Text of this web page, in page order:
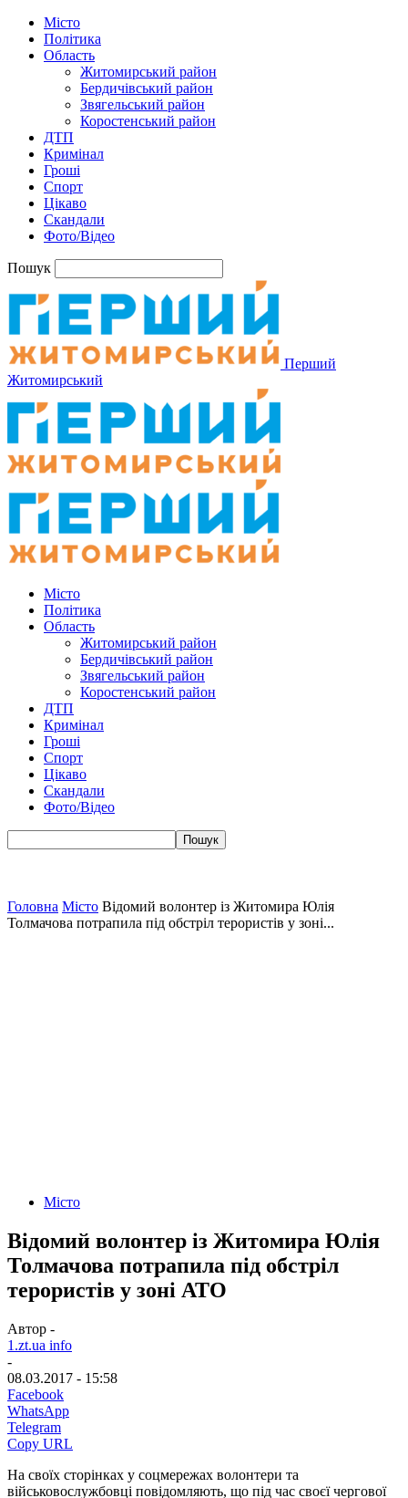
Місто
Політика
Область
Житомирський район
Бердичівський район
Звягельський район
Коростенський район
ДТП
Кримінал
Гроші
Спорт
Цікаво
Скандали
Фото/Відео
Пошук
Перший
Житомирський
Місто
Політика
Область
Житомирський район
Бердичівський район
Звягельський район
Коростенський район
ДТП
Кримінал
Гроші
Спорт
Цікаво
Скандали
Фото/Відео
Головна Місто Відомий волонтер із Житомира Юлія
Толмачова потрапила під обстріл терористів у зоні...
Місто
Відомий волонтер із Житомира Юлія
Толмачова потрапила під обстріл
терористів у зоні АТО
Автор -
1.zt.ua info
-
08.03.2017 - 15:58
Facebook
WhatsApp
Telegram
Copy URL
На своїх сторінках у соцмережах волонтери та
військовослужбовці повідомляють, що під час своєї чергової